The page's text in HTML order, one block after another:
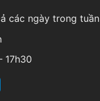
các ngày trong tuần
17h30